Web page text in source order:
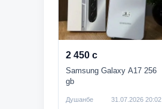
2 450 с
Samsung Galaxy A17 256
gb
Душанбе 31.07.2026 20:02